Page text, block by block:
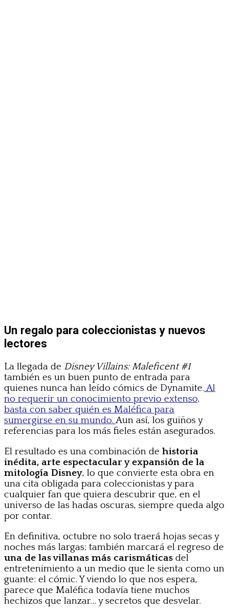
Un regalo para coleccionistas y nuevos
lectores
La llegada de Disney Villains: Maleficent #1
también es un buen punto de entrada para
quienes nunca han leído cómics de Dynamite. Al
no requerir un conocimiento previo extenso,
basta con saber quién es Maléfica para
sumergirse en su mundo. Aun así, los guiños y
referencias para los más fieles están asegurados.
El resultado es una combinación de historia
inédita, arte espectacular y expansión de la
mitología Disney, lo que convierte esta obra en
una cita obligada para coleccionistas y para
cualquier fan que quiera descubrir que, en el
universo de las hadas oscuras, siempre queda algo
por contar.
En definitiva, octubre no solo traerá hojas secas y
noches más largas; también marcará el regreso de
una de las villanas más carismáticas del
entretenimiento a un medio que le sienta como un
guante: el cómic. Y viendo lo que nos espera,
parece que Maléfica todavía tiene muchos
hechizos que lanzar… y secretos que desvelar.